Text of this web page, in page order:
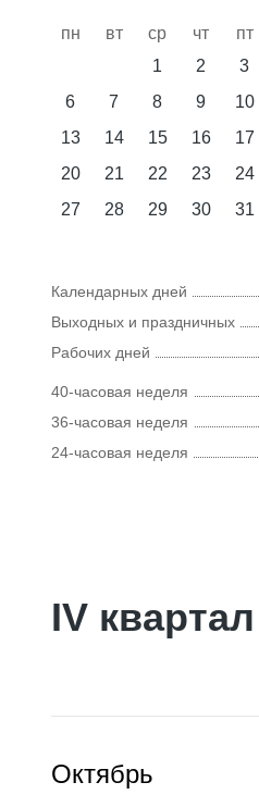
пн вт ср чт пт
1
2 3
6
7 8 9 10
13
14 15 16 17
20
21 22 23 24
27
28 29 30 31
Календарных дней
Выходных и праздничных
Рабочих дней
40-часовая неделя
36-часовая неделя
24-часовая неделя
IV квартал
Октябрь